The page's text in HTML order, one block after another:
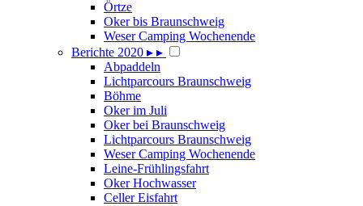
Örtze
Oker bis Braunschweig
Weser Camping Wochenende
Berichte 2020 ▸ ▸
Abpaddeln
Lichtparcours Braunschweig
Böhme
Oker im Juli
Oker bei Braunschweig
Lichtparcours Braunschweig
Weser Camping Wochenende
Leine-Frühlingsfahrt
Oker Hochwasser
Celler Eisfahrt